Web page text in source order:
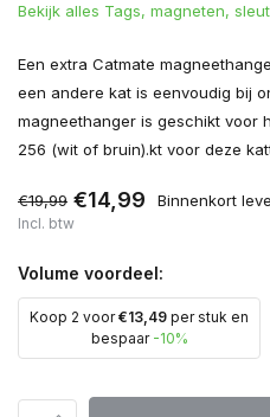
Bekijk alles Tags, magneten,
Een extra Catmate
een andere kat is eenvoudig bij
magneethanger is geschikt voor
256 (wit of bruin).kt voor deze
€19,99 €14,99 Binnenkort
Incl. btw
Volume voordeel:
Koop 2 voor€13,49 per stuk en
bespaar -10%